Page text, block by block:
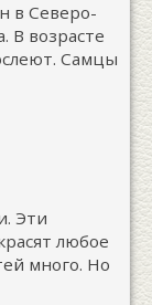
в Северо-
В возрасте
Самцы
Эти
любое
много. Но